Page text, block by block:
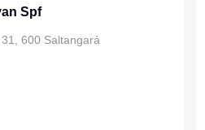
Spf
600 Saltangará